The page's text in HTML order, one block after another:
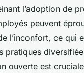
l’adoption de
peuvent
l’inconfort, ce qui
pratiques
ouverte est